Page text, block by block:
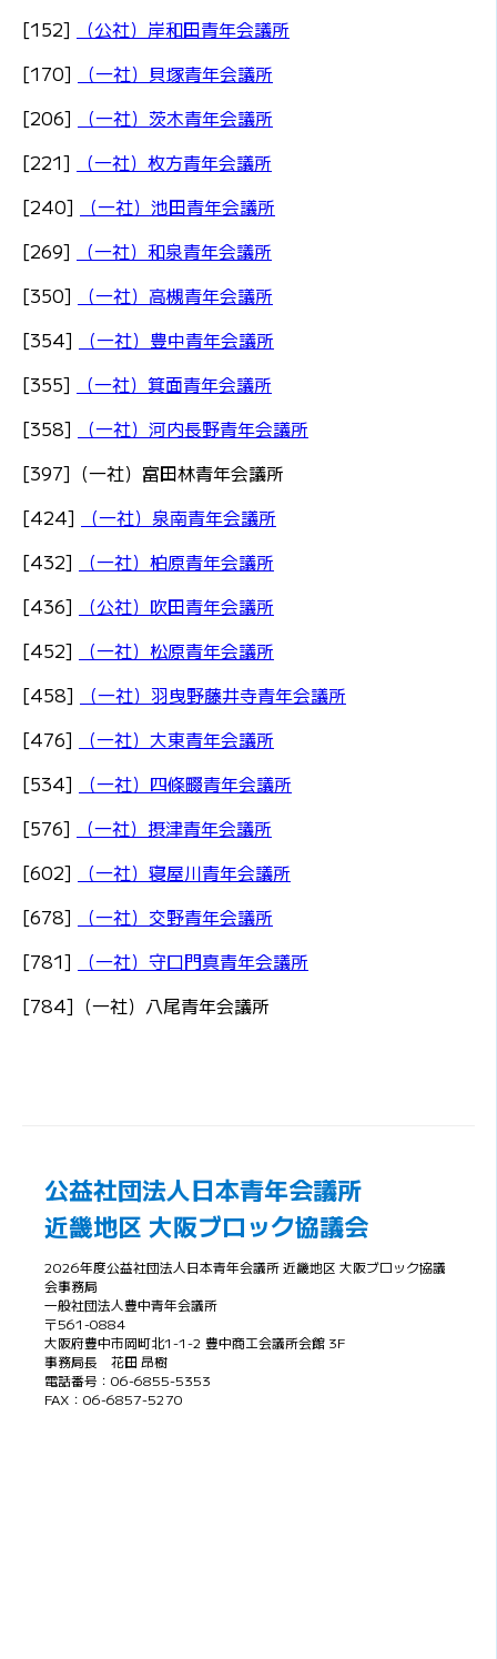
[152]
（公社）岸和田青年会議所
[170]
（一社）貝塚青年会議所
[206]
（一社）茨木青年会議所
[221]
（一社）枚方青年会議所
[240]
（一社）池田青年会議所
[269]
（一社）和泉青年会議所
[350]
（一社）高槻青年会議所
[354]
（一社）豊中青年会議所
[355]
（一社）箕面青年会議所
[358]
（一社）河内長野青年会議所
[397]（一社）富田林青年会議所
[424]
（一社）泉南青年会議所
[432]
（一社）柏原青年会議所
[436]
（公社）吹田青年会議所
[452]
（一社）松原青年会議所
[458]
（一社）羽曳野藤井寺青年会議所
[476]
（一社）大東青年会議所
[534]
（一社）四條畷青年会議所
[576]
（一社）摂津青年会議所
[602]
（一社）寝屋川青年会議所
[678]
（一社）交野青年会議所
[781]
（一社）守口門真青年会議所
[784]（一社）八尾青年会議所
公益社団法人日本青年会議所
近畿地区 大阪ブロック協議会
2026年度公益社団法人日本青年会議所 近畿地区 大阪ブロック協議
会事務局
一般社団法人豊中青年会議所
〒561-0884
大阪府豊中市岡町北1-1-2 豊中商工会議所会館 3F
事務局長 花田 昂樹
電話番号：06-6855-5353
FAX：06-6857-5270